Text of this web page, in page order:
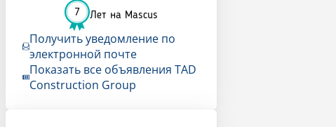
7 Лет на Mascus
Получить уведомление по
электронной почте
Показать все объявления TAD
Construction Group